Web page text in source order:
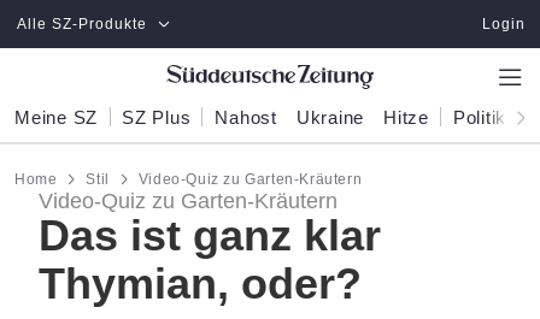
Zum Hauptinhalt springen
Alle SZ-Produkte Login
Meine SZ SZ Plus Nahost Ukraine Hitze Politik
Home Stil Video-Quiz zu Garten-Kräutern
Video-Quiz zu Garten-Kräutern
Das ist ganz klar
Thymian, oder?